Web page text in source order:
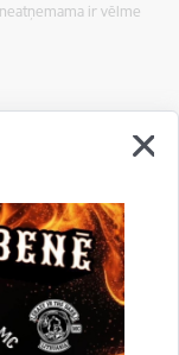
ir vēlme